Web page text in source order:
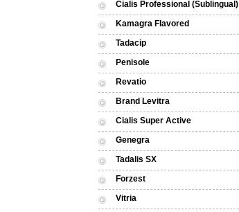
Cialis Professional (Sublingual)
Kamagra Flavored
Tadacip
Penisole
Revatio
Brand Levitra
Cialis Super Active
Genegra
Tadalis SX
Forzest
Vitria